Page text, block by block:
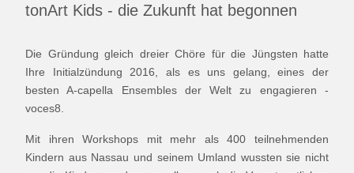
tonArt Kids - die Zukunft hat begonnen
Die Gründung gleich dreier Chöre für die Jüngsten hatte
Ihre Initialzündung 2016, als es uns gelang, eines der
besten A-capella Ensembles der Welt zu engagieren -
voces8.
Mit ihren Workshops mit mehr als 400 teilnehmenden
Kindern aus Nassau und seinem Umland wussten sie nicht